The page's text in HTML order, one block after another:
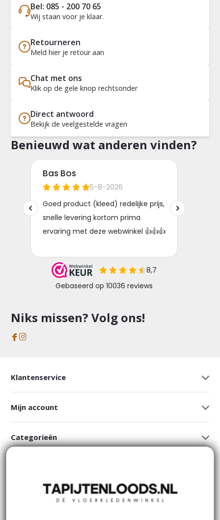
Bel: 085 - 200 70 65
Wij staan voor je klaar.
Retourneren
Meld hier je retour aan
Chat met ons
Klik op de gele knop rechtsonder
Direct antwoord
Bekijk de veelgestelde vragen
Benieuwd wat anderen vinden?
Niks missen? Volg ons!
Klantenservice
Mijn account
Categorieën